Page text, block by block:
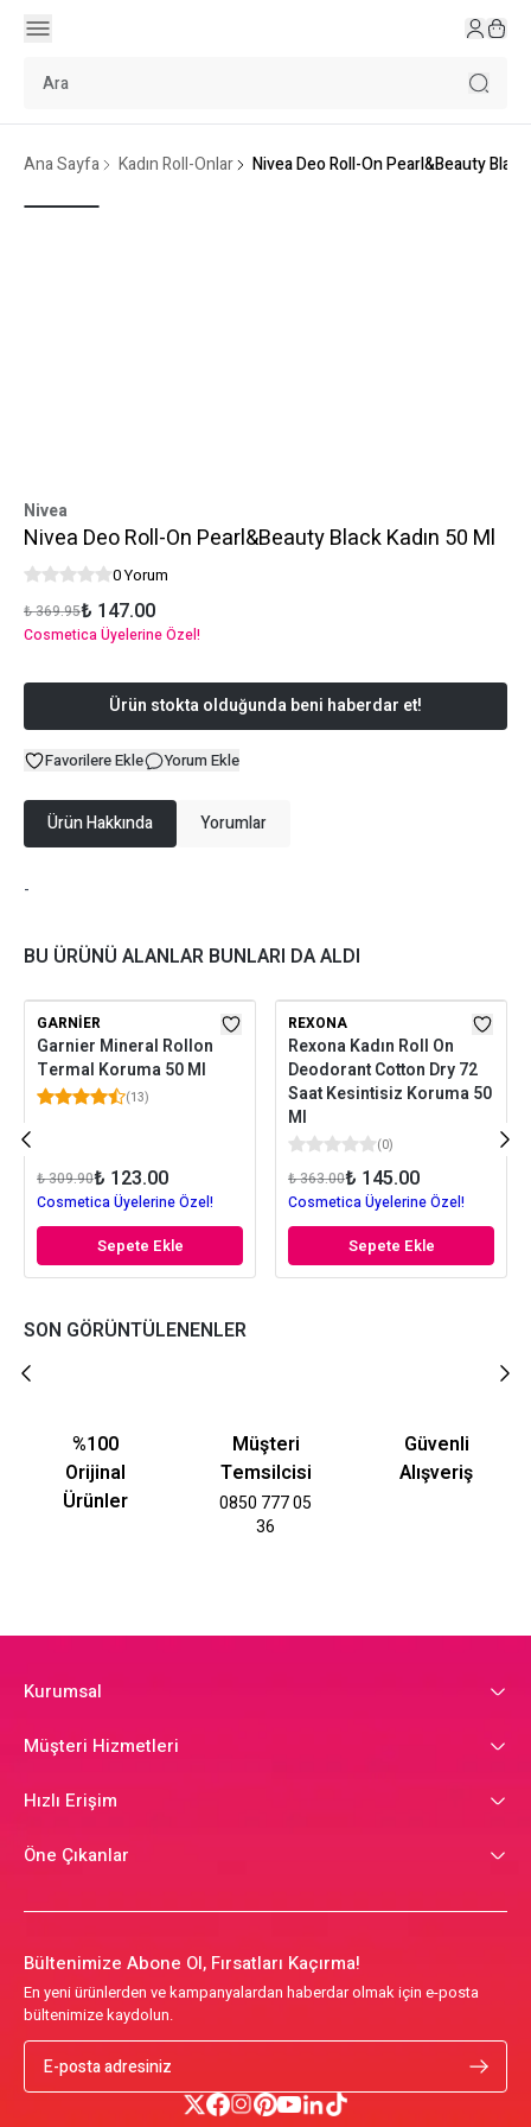
Ana Sayfa Kadın Roll-Onlar Nivea Deo Roll-On Pearl&Beauty Black
Nivea
Nivea Deo Roll-On Pearl&Beauty Black Kadın 50 Ml
0 Yorum
₺ 369.95₺ 147.00
Cosmetica Üyelerine Özel!
Ürün stokta olduğunda beni haberdar et!
Favorilere Ekle Yorum Ekle
Ürün Hakkında Yorumlar
-
BU ÜRÜNÜ ALANLAR BUNLARI DA ALDI
GARNIER
Garnier Mineral Rollon
Termal Koruma 50 Ml
(13)
₺ 309.90₺ 123.00
Cosmetica Üyelerine Özel!
Sepete Ekle
REXONA
Rexona Kadın Roll On
Deodorant Cotton Dry 72
Saat Kesintisiz Koruma 50
Ml
(0)
₺ 363.00₺ 145.00
Cosmetica Üyelerine Özel!
Sepete Ekle
SON GÖRÜNTÜLENENLER
%100
Orijinal
Ürünler
Müşteri
Temsilcisi
0850 777 05
36
Güvenli
Alışveriş
Kurumsal
Müşteri Hizmetleri
Hızlı Erişim
Öne Çıkanlar
Bültenimize Abone Ol, Fırsatları Kaçırma!
En yeni ürünlerden ve kampanyalardan haberdar olmak için e-posta
bültenimize kaydolun.